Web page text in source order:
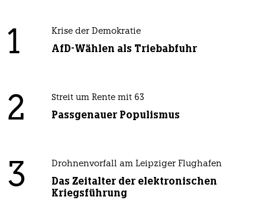
1 Krise der Demokratie
AfD-Wählen als Triebabfuhr
2 Streit um Rente mit 63
Passgenauer Populismus
3 Drohnenvorfall am Leipziger Flughafen
Das Zeitalter der elektronischen
Kriegsführung